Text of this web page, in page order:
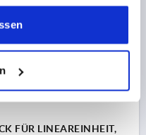
FÜR LINEAREINHEIT,